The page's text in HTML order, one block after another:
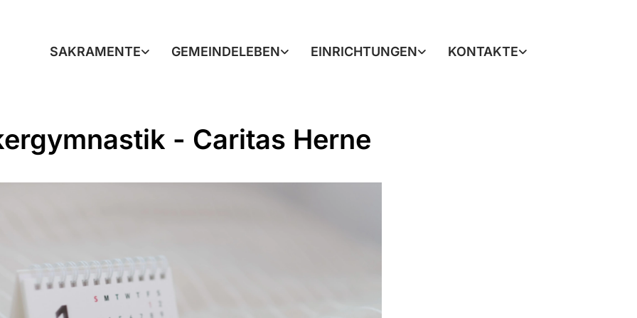
SAKRAMENTE GEMEINDELEBEN EINRICHTUNGEN KONTAKTE
- Caritas Herne